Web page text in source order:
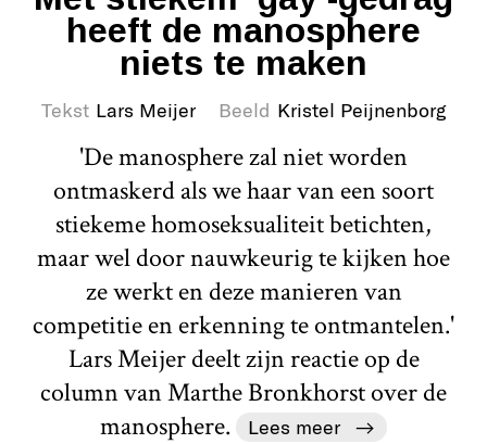
heeft de manosphere
niets te maken
Tekst Lars Meijer Beeld Kristel Peijnenborg
'De manosphere zal niet worden
ontmaskerd als we haar van een soort
stiekeme homoseksualiteit betichten,
maar wel door nauwkeurig te kijken hoe
ze werkt en deze manieren van
competitie en erkenning te ontmantelen.'
Lars Meijer deelt zijn reactie op de
column van Marthe Bronkhorst over de
manosphere.
Lees meer